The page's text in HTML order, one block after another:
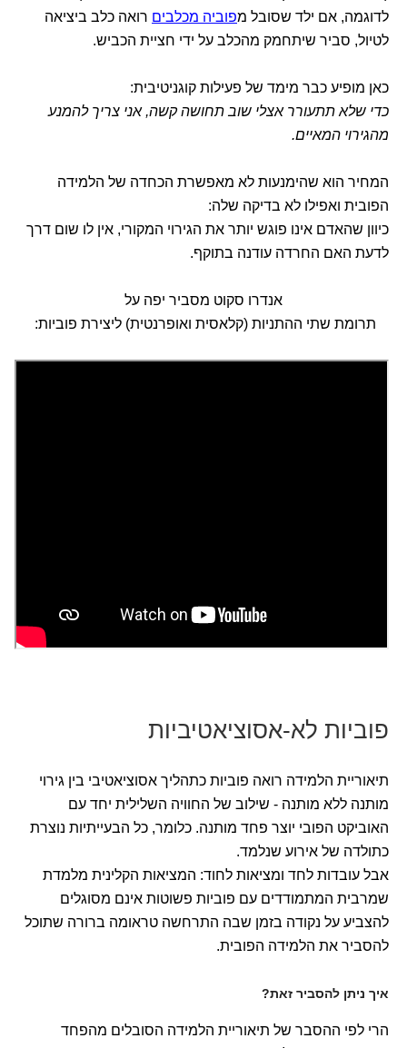
לדוגמה, אם ילד שסובל מפוביה מכלבים רואה כלב ביציאה
לטיול, סביר שיתחמק מהכלב על ידי חציית הכביש.
כאן מופיע כבר מימד של פעילות קוגניטיבית:
כדי שלא תתעורר אצלי שוב תחושה קשה, אני צריך להמנע
מהגירוי המאיים.
המחיר הוא שהימנעות לא מאפשרת הכחדה של הלמידה
הפובית ואפילו לא בדיקה שלה:
כיוון שהאדם אינו פוגש יותר את הגירוי המקורי, אין לו שום דרך
לדעת האם החרדה עודנה בתוקף.
אנדרו סקוט מסביר יפה על
תרומת שתי ההתניות (קלאסית ואופרנטית) ליצירת פוביות:
פוביות לא-אסוציאטיביות
תיאוריית הלמידה רואה פוביות כתהליך אסוציאטיבי בין גירוי
מותנה ללא מותנה - שילוב של החוויה השלילית יחד עם
האוביקט הפובי יוצר פחד מותנה. כלומר, כל הבעייתיות נוצרת
כתולדה של אירוע שנלמד.
אבל עובדות לחד ומציאות לחוד: המציאות הקלינית מלמדת
שמרבית המתמודדים עם פוביות פשוטות אינם מסוגלים
להצביע על נקודה בזמן שבה התרחשה טראומה ברורה שתוכל
להסביר את הלמידה הפובית.
איך ניתן להסביר זאת?
הרי לפי ההסבר של תיאוריית הלמידה הסובלים מהפחד